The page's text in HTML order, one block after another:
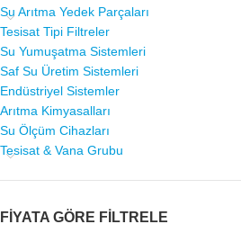
Su Arıtma Yedek Parçaları
Tesisat Tipi Filtreler
Su Yumuşatma Sistemleri
Saf Su Üretim Sistemleri
Endüstriyel Sistemler
Arıtma Kimyasalları
Su Ölçüm Cihazları
Tesisat & Vana Grubu
FIYATA GÖRE FILTRELE